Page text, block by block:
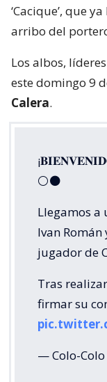
‘Cacique’, que
arribo del
Los albos,
este domingo 9
Calera.
⚪⚫
Llegamos a
Ivan Román
jugador de
Tras
firmar su
— Colo-Colo